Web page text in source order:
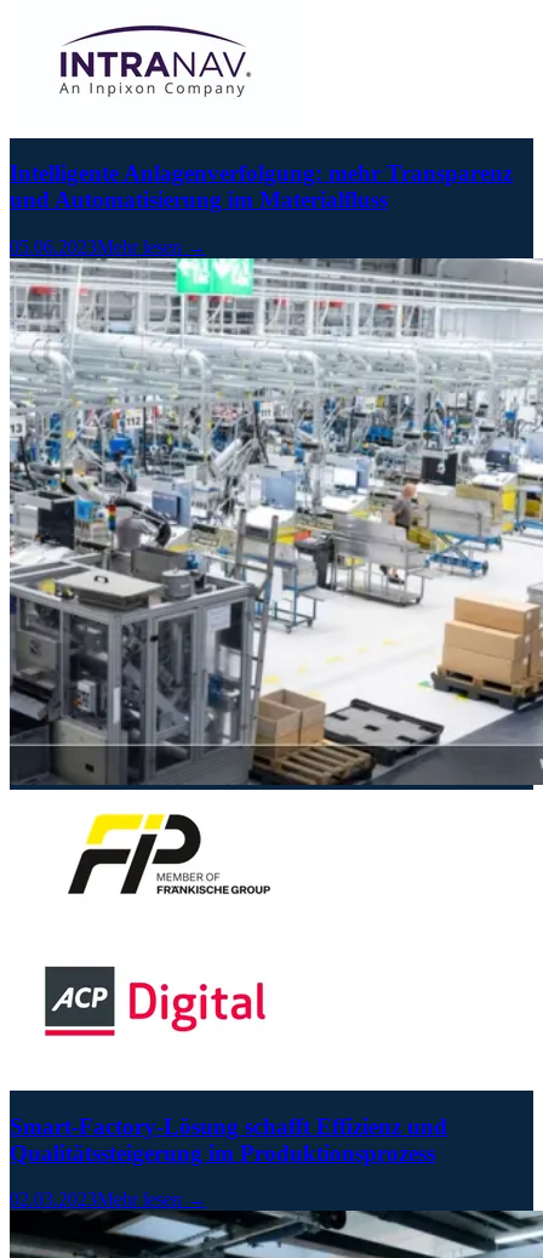
Intelligente Anlagenverfolgung: mehr Transparenz
und Automatisierung im Materialfluss
05.06.2023Mehr lesen →
Smart-Factory-Lösung schafft Effizienz und
Qualitätssteigerung im Produktionsprozess
02.03.2023Mehr lesen →